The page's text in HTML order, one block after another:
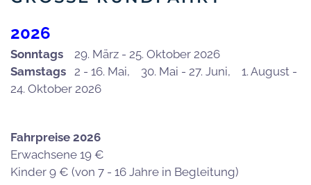
2026
Sonntags
29. März - 25. Oktober 2026
Samstags 2 - 16. Mai, 30. Mai - 27. Juni, 1. August -
24. Oktober 2026
Fahrpreise 2026
Erwachsene 19 €
Kinder 9 € (von 7 - 16 Jahre in Begleitung)